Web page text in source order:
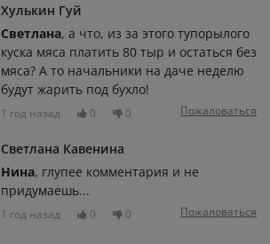
Хулькин Гуй
Светлана, а что, из за этого тупорылого
куска мяса платить 80 тыр и остаться без
мяса? А то начальники на даче неделю
будут жарить под бухло!
1 год назад 0 0 Пожаловаться
Светлана Кавенина
Нина, глупее комментария и не
придумаешь...
1 год назад 0 0 Пожаловаться